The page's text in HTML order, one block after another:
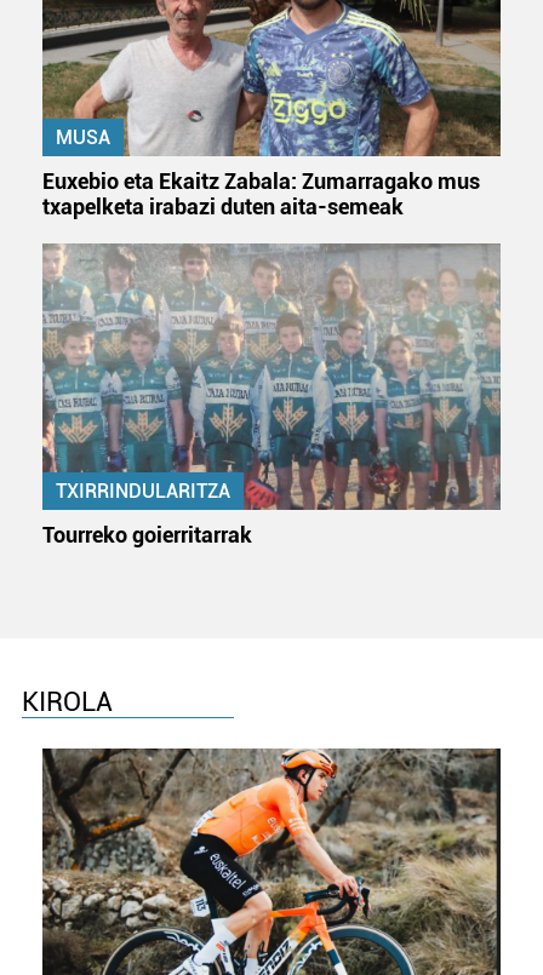
MUSA
Euxebio eta Ekaitz Zabala: Zumarragako mus
txapelketa irabazi duten aita-semeak
TXIRRINDULARITZA
Tourreko goierritarrak
KIROLA